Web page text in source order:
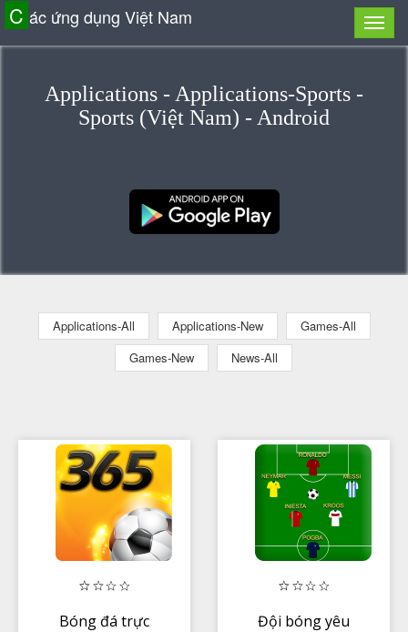
C ác ứng dụng Việt Nam
Applications - Applications-Sports -
Sports (Việt Nam) - Android
Applications-All Applications-New
Games-All
Games-New
News-All
Bóng đá trực
Đội bóng yêu